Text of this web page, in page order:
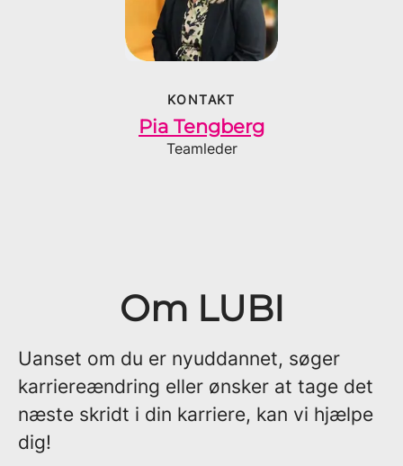
KONTAKT
Pia Tengberg
Teamleder
Om LUBI
Uanset om du er nyuddannet, søger
karriereændring eller ønsker at tage det
næste skridt i din karriere, kan vi hjælpe
dig!